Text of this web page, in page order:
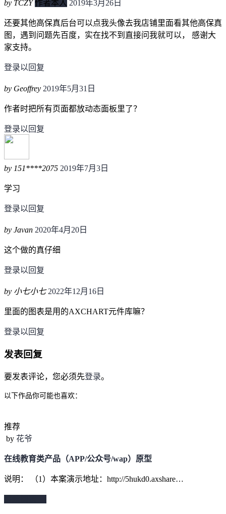
by TCZY 作者本人 2019年3月26日
还要其他高保真后台可以点我头像去我店铺里面看其他高保真
图，遇到问题先百度，实在找不到直接问我就可以， 感谢大
家支持。
登录以回复
by Geoffrey 2019年5月31日
作者时把所有页面都放动态面板里了？
登录以回复
by 151****2075 2019年7月3日
学习
登录以回复
by Javan 2020年4月20日
这个做的真仔细
登录以回复
by 小七小七 2022年12月16日
里面的图表是用的AXCHART元件库嘛？
登录以回复
发表回复
要发表评论，您必须先登录。
以下作品你可能也喜欢：
推荐
by 花爷
在线教育类产品（APP/公众号/wap）原型
说明： （1）本案演示地址：http://5hukd0.axshare…